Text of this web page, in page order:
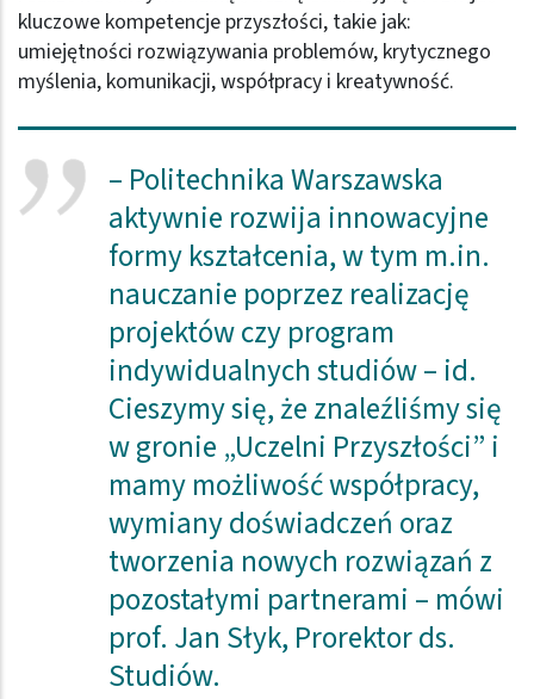
kluczowe kompetencje przyszłości, takie jak:
umiejętności rozwiązywania problemów, krytycznego
myślenia, komunikacji, współpracy i kreatywność.
– Politechnika Warszawska
aktywnie rozwija innowacyjne
formy kształcenia, w tym m.in.
nauczanie poprzez realizację
projektów czy program
indywidualnych studiów – id.
Cieszymy się, że znaleźliśmy się
w gronie „Uczelni Przyszłości” i
mamy możliwość współpracy,
wymiany doświadczeń oraz
tworzenia nowych rozwiązań z
pozostałymi partnerami – mówi
prof. Jan Słyk, Prorektor ds.
Studiów.